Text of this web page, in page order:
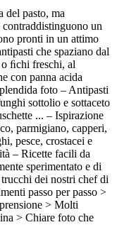
del pasto, ma
un
pronti in un attimo
che spaziano dal
ﬁchi freschi, al
con panna acida
foto – Antipasti
sottolio e sottaceto
... – Ispirazione
parmigiano, capperi,
pesce, crostacei e
– Ricette facili da
sperimentato e di
dei nostri chef di
passo per passo >
> Molti
> Chiare foto che